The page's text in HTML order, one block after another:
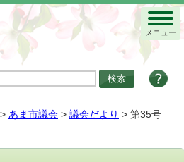
メニュー
> あま市議会 > 議会だより > 第35号